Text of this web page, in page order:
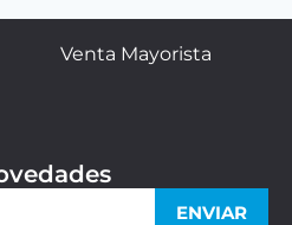
Venta Mayorista
ENVIAR